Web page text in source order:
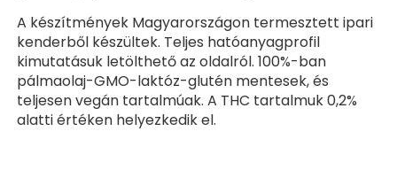
A készítmények Magyarországon termesztett ipari
kenderből készültek. Teljes hatóanyagprofil
kimutatásuk letölthető az oldalról. 100%-ban
pálmaolaj-GMO-laktóz-glutén mentesek, és
teljesen vegán tartalmúak. A THC tartalmuk 0,2%
alatti értéken helyezkedik el.